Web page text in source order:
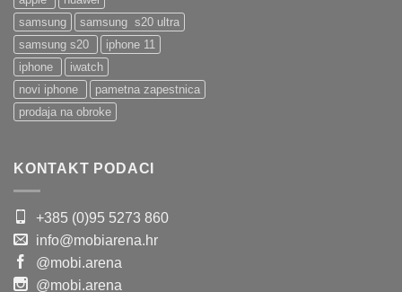
samsung
samsung s20 ultra
samsung s20
iphone 11
iphone
iwatch
novi iphone
pametna zapestnica
prodaja na obroke
KONTAKT PODACI
+385 (0)95 5273 860
info@mobiarena.hr
@mobi.arena
@mobi.arena